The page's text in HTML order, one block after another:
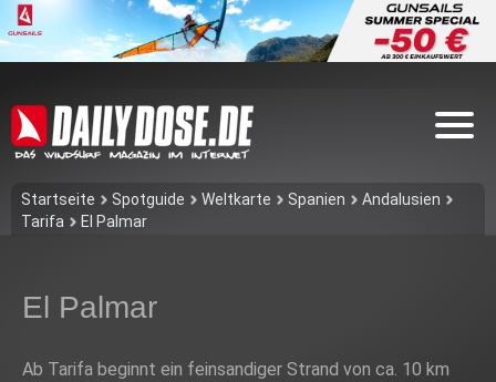
Startseite Spotguide Weltkarte Spanien
Andalusien
Tarifa
El Palmar
El Palmar
Ab Tarifa beginnt ein feinsandiger Strand von ca. 10 km